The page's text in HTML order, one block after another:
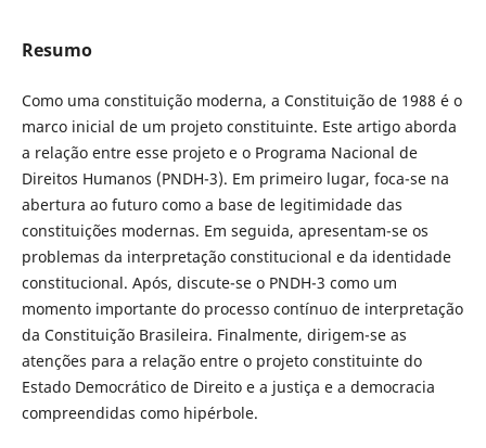
Resumo
Como uma constituição moderna, a Constituição de 1988 é o
marco inicial de um projeto constituinte. Este artigo aborda
a relação entre esse projeto e o Programa Nacional de
Direitos Humanos (PNDH-3). Em primeiro lugar, foca-se na
abertura ao futuro como a base de legitimidade das
constituições modernas. Em seguida, apresentam-se os
problemas da interpretação constitucional e da identidade
constitucional. Após, discute-se o PNDH-3 como um
momento importante do processo contínuo de interpretação
da Constituição Brasileira. Finalmente, dirigem-se as
atenções para a relação entre o projeto constituinte do
Estado Democrático de Direito e a justiça e a democracia
compreendidas como hipérbole.